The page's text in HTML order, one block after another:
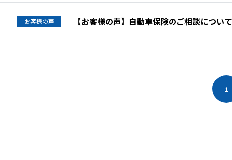
お客様の声 【お客様の声】自動車保険のご相談について
1